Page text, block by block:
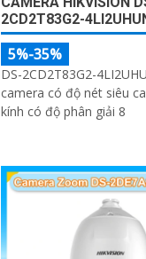
2CD2T83G2-
5%-35%
DS-2CD2T83G2-
camera có độ nét siêu
kính có độ phân giải 8